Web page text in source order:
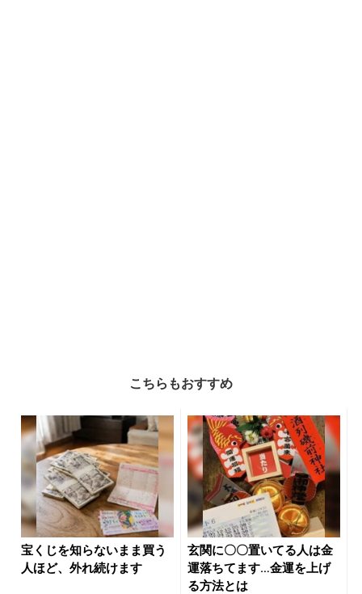
こちらもおすすめ
宝くじを知らないまま買う
人ほど、外れ続けます
玄関に〇〇置いてる人は金
運落ちてます…金運を上げ
る方法とは